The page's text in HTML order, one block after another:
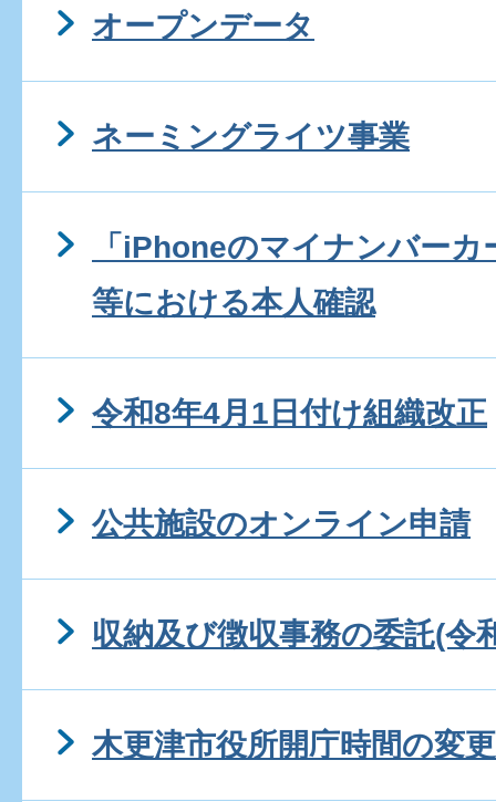
オープンデータ
ネーミングライツ事業
「iPhoneのマイナンバー
等における本人確認
令和8年4月1日付け組織改正
公共施設のオンライン申請
収納及び徴収事務の委託(令
木更津市役所開庁時間の変更